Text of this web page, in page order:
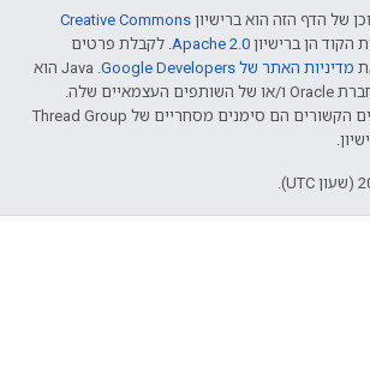
של הדף הזה הוא ברישיון Creative Commons
הקוד הן ברישיון Apache 2.0‏. לקבלת פרטים
מדיניות האתר של Google Developers‏
.‏ Java הוא
סימן מסחרי רשום של חברת Oracle ו/או של השותפים העצמאיים שלה.
‫OPENTHREAD והסימנים הקשורים הם סימנים מסחריים של Thread Group